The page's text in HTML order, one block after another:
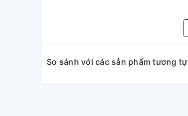
So sánh với các sản phẩm tương tự